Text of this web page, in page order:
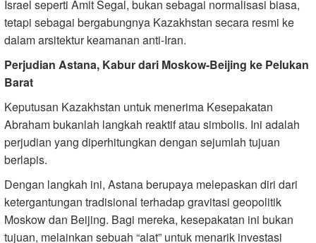
Israel seperti Amit Segal, bukan sebagai normalisasi biasa,
tetapi sebagai bergabungnya Kazakhstan secara resmi ke
dalam arsitektur keamanan anti-Iran.
Perjudian Astana, Kabur dari Moskow-Beijing ke Pelukan
Barat
Keputusan Kazakhstan untuk menerima Kesepakatan
Abraham bukanlah langkah reaktif atau simbolis. Ini adalah
perjudian yang diperhitungkan dengan sejumlah tujuan
berlapis.
Dengan langkah ini, Astana berupaya melepaskan diri dari
ketergantungan tradisional terhadap gravitasi geopolitik
Moskow dan Beijing. Bagi mereka, kesepakatan ini bukan
tujuan, melainkan sebuah “alat” untuk menarik investasi